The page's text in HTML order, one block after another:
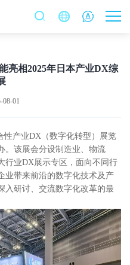
亮相2025年日本产业DX综
08-01
性产业DX（数字化转型）展览
。该展会分设制造业、物流
行业DX展示专区，面向不同行
业带来前沿的数字化技术及产
入研讨、交流数字化改革的最